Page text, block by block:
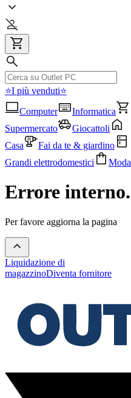
⭐I più venduti⭐
Computer
Informatica
Supermercato
Giocattoli
Casa
Fai da te & giardino
Grandi elettrodomestici
Moda
Errore interno.
Per favore aggiorna la pagina
Liquidazione di
magazzinoDiventa fornitore